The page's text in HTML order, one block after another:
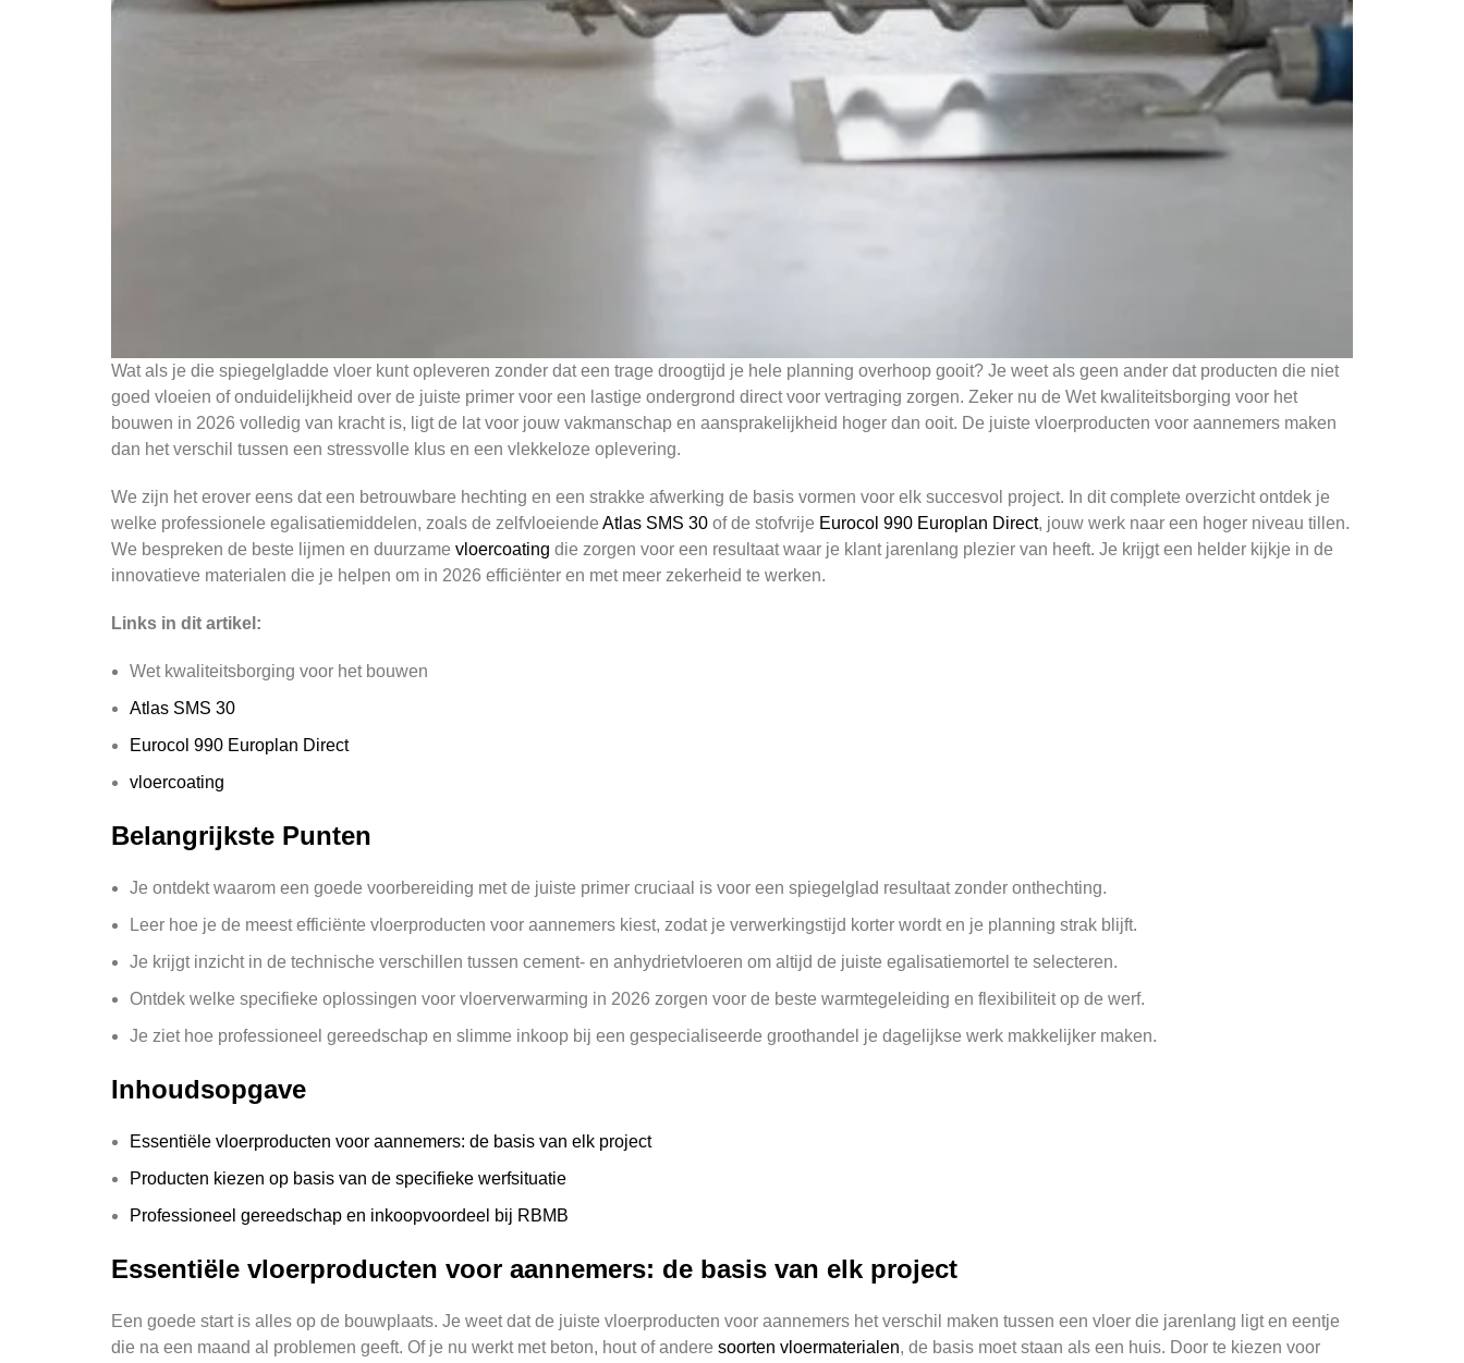
Wat als je die spiegelgladde vloer kunt opleveren zonder dat een trage droogtijd je hele planning overhoop gooit? Je weet als geen ander dat producten die niet
goed vloeien of onduidelijkheid over de juiste primer voor een lastige ondergrond direct voor vertraging zorgen. Zeker nu de Wet kwaliteitsborging voor het
bouwen in 2026 volledig van kracht is, ligt de lat voor jouw vakmanschap en aansprakelijkheid hoger dan ooit. De juiste vloerproducten voor aannemers maken
dan het verschil tussen een stressvolle klus en een vlekkeloze oplevering.
We zijn het erover eens dat een betrouwbare hechting en een strakke afwerking de basis vormen voor elk succesvol project. In dit complete overzicht ontdek je
welke professionele egalisatiemiddelen, zoals de zelfvloeiende Atlas SMS 30 of de stofvrije Eurocol 990 Europlan Direct, jouw werk naar een hoger niveau tillen.
We bespreken de beste lijmen en duurzame vloercoating die zorgen voor een resultaat waar je klant jarenlang plezier van heeft. Je krijgt een helder kijkje in de
innovatieve materialen die je helpen om in 2026 efficiënter en met meer zekerheid te werken.
Links in dit artikel:
Wet kwaliteitsborging voor het bouwen
Atlas SMS 30
Eurocol 990 Europlan Direct
vloercoating
Belangrijkste Punten
Je ontdekt waarom een goede voorbereiding met de juiste primer cruciaal is voor een spiegelglad resultaat zonder onthechting.
Leer hoe je de meest efficiënte vloerproducten voor aannemers kiest, zodat je verwerkingstijd korter wordt en je planning strak blijft.
Je krijgt inzicht in de technische verschillen tussen cement- en anhydrietvloeren om altijd de juiste egalisatiemortel te selecteren.
Ontdek welke specifieke oplossingen voor vloerverwarming in 2026 zorgen voor de beste warmtegeleiding en flexibiliteit op de werf.
Je ziet hoe professioneel gereedschap en slimme inkoop bij een gespecialiseerde groothandel je dagelijkse werk makkelijker maken.
Inhoudsopgave
Essentiële vloerproducten voor aannemers: de basis van elk project
Producten kiezen op basis van de specifieke werfsituatie
Professioneel gereedschap en inkoopvoordeel bij RBMB
Essentiële vloerproducten voor aannemers: de basis van elk project
Een goede start is alles op de bouwplaats. Je weet dat de juiste vloerproducten voor aannemers het verschil maken tussen een vloer die jarenlang ligt en eentje
die na een maand al problemen geeft. Of je nu werkt met beton, hout of andere soorten vloermaterialen, de basis moet staan als een huis. Door te kiezen voor